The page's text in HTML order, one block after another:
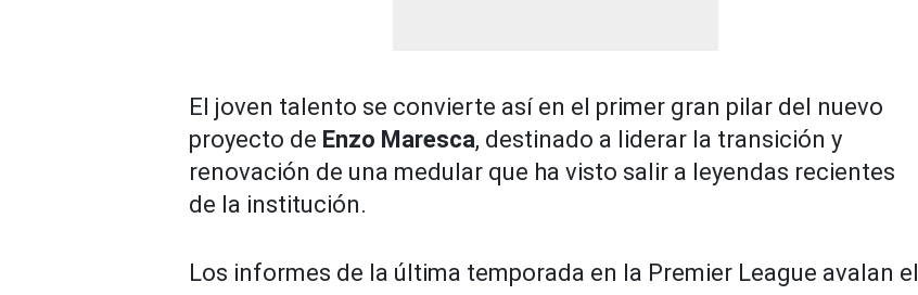
El joven talento se convierte así en el primer gran pilar del nuevo
proyecto de Enzo Maresca, destinado a liderar la transición y
renovación de una medular que ha visto salir a leyendas recientes
de la institución.
Los informes de la última temporada en la Premier League avalan el